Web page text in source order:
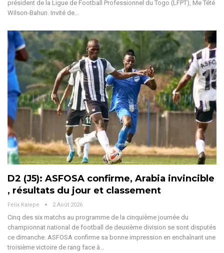
président de la Ligue de Football Professionnel du Togo (LFPT), Me Tété
Wilson-Bahun. Invité de…
D2 (J5): ASFOSA confirme, Arabia invincible
, résultats du jour et classement
Felix Kalepe 2 Août 2026
Cinq des six matchs au programme de la cinquième journée du
championnat national de football de deuxième division se sont disputés
ce dimanche. ASFOSA confirme sa bonne impression en enchaînant une
troisième victoire de rang face à